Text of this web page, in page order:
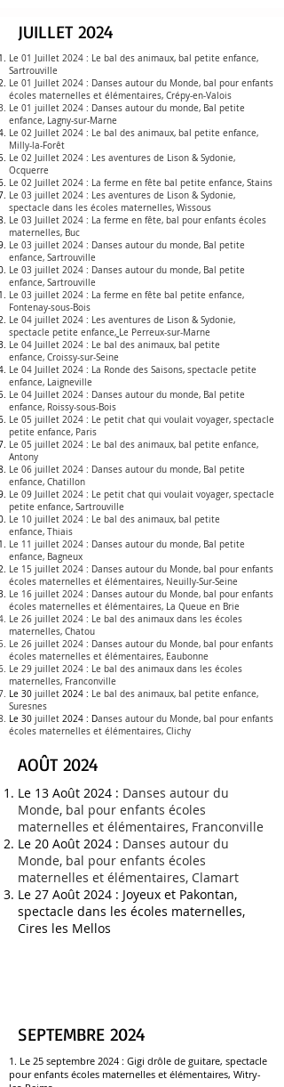
JUILLET 2024
Le 01 Juillet 2024 : Le bal des animaux, bal petite enfance,
Sartrouville
Le 01 Juillet 2024 : Danses autour du Monde, bal pour enfants
écoles maternelles et élémentaires, Crépy-en-Valois
Le 01 juillet 2024 : Danses autour du monde, Bal petite
enfance, Lagny-sur-Marne
Le 02 Juillet 2024 : Le bal des animaux, bal petite enfance,
Milly-la-Forêt
Le 02 Juillet 2024 : Les aventures de Lison & Sydonie,
Ocquerre
Le 02 Juillet 2024 : La ferme en fête bal petite enfance, Stains
Le 03 juillet 2024 : Les aventures de Lison & Sydonie,
spectacle dans les écoles maternelles, Wissous
Le 03 Juillet 2024 : La ferme en fête, bal pour enfants écoles
maternelles, Buc
Le 03 juillet 2024 : Danses autour du monde, Bal petite
enfance, Sartrouville
Le 03 juillet 2024 : Danses autour du monde, Bal petite
enfance, Sartrouville
Le 03 juillet 2024 : La ferme en fête bal petite enfance,
Fontenay-sous-Bois
Le 04 juillet 2024 : Les aventures de Lison & Sydonie,
spectacle petite enfance, Le Perreux-sur-Marne
Le 04 Juillet 2024 : Le bal des animaux, bal petite
enfance, Croissy-sur-Seine
Le 04 Juillet 2024 : La Ronde des Saisons, spectacle petite
enfance, Laigneville
Le 04 Juillet 2024 : Danses autour du monde, Bal petite
enfance, Roissy-sous-Bois
Le 05 juillet 2024 : Le petit chat qui voulait voyager, spectacle
petite enfance, Paris
Le 05 juillet 2024 : Le bal des animaux, bal petite enfance,
Antony
Le 06 juillet 2024 : Danses autour du monde, Bal petite
enfance, Chatillon
Le 09 Juillet 2024 : Le petit chat qui voulait voyager, spectacle
petite enfance, Sartrouville
Le 10 juillet 2024 : Le bal des animaux, bal petite
enfance, Thiais
Le 11 juillet 2024 : Danses autour du monde, Bal petite
enfance, Bagneux
Le 15 juillet 2024 : Danses autour du Monde, bal pour enfants
écoles maternelles et élémentaires, Neuilly-Sur-Seine
Le 16 juillet 2024 : Danses autour du Monde, bal pour enfants
écoles maternelles et élémentaires, La Queue en Brie
Le 26 juillet 2024 : Le bal des animaux dans les écoles
maternelles, Chatou
Le 26 juillet 2024 : Danses autour du Monde, bal pour enfants
écoles maternelles et élémentaires, Eaubonne
Le 29 juillet 2024 : Le bal des animaux dans les écoles
maternelles, Franconville
Le 30 juillet 2024 : Le bal des animaux, bal petite enfance,
Suresnes
Le 30 juillet 2024 : Danses autour du Monde, bal pour enfants
écoles maternelles et élémentaires, Clichy
AOÛT 2024
Le 13 Août 2024 : Danses autour du
Monde, bal pour enfants écoles
maternelles et élémentaires, Franconville
Le 20 Août 2024 : Danses autour du
Monde, bal pour enfants écoles
maternelles et élémentaires, Clamart
Le 27 Août 2024 : Joyeux et Pakontan,
spectacle dans les écoles maternelles,
Cires les Mellos
SEPTEMBRE 2024
1. Le 25 septembre 2024 : Gigi drôle de guitare, spectacle
pour enfants écoles maternelles et élémentaires, Witry-